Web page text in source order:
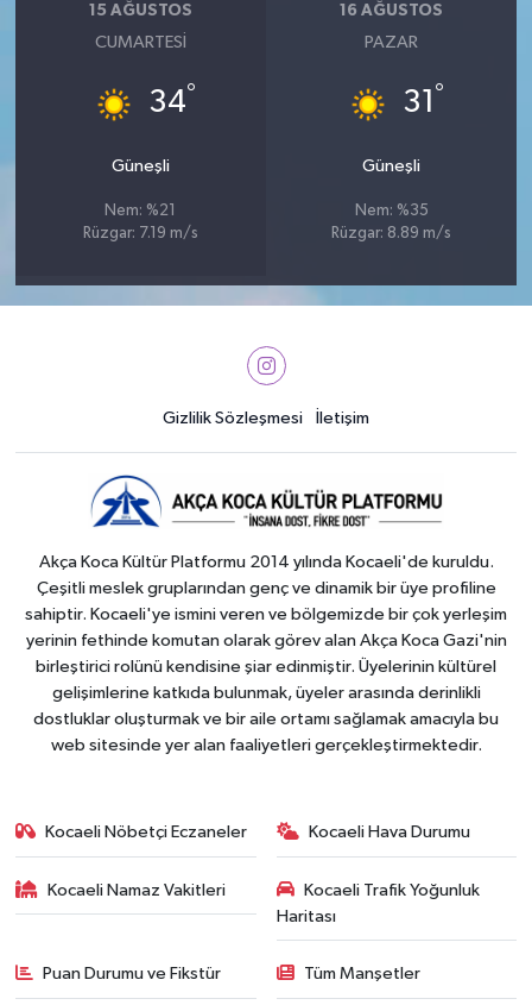
15 AĞUSTOS
CUMARTESI
34°
Güneşli
Nem: %21
Rüzgar: 7.19 m/s
16 AĞUSTOS
PAZAR
31 °
Güneşli
Nem: %35
Rüzgar: 8.89 m/s
Gizlilik Sözleşmesi İletişim
Akça Koca Kültür Platformu 2014 yılında Kocaeli'de kuruldu.
Çeşitli meslek gruplarından genç ve dinamik bir üye profiline
sahiptir. Kocaeli'ye ismini veren ve bölgemizde bir çok yerleşim
yerinin fethinde komutan olarak görev alan Akça Koca Gazi'nin
birleştirici rolünü kendisine şiar edinmiştir. Üyelerinin kültürel
gelişimlerine katkıda bulunmak, üyeler arasında derinlikli
dostluklar oluşturmak ve bir aile ortamı sağlamak amacıyla bu
web sitesinde yer alan faaliyetleri gerçekleştirmektedir.
Kocaeli Nöbetçi Eczaneler Kocaeli Hava Durumu
Kocaeli Namaz Vakitleri
Kocaeli Trafik Yoğunluk
Haritası
Puan Durumu ve Fikstür Tüm Manşetler